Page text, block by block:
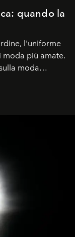
quando la
l'uniforme
moda più amate.
moda